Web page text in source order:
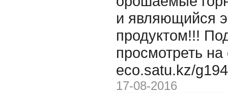
и являющийся
продуктом!!!
просмотреть
eco.satu.kz/
17-08-2016